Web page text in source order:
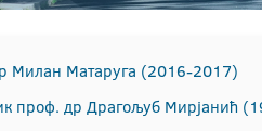
Милан Матаруга (2016-2017)
проф. др Драгољуб Мирјанић